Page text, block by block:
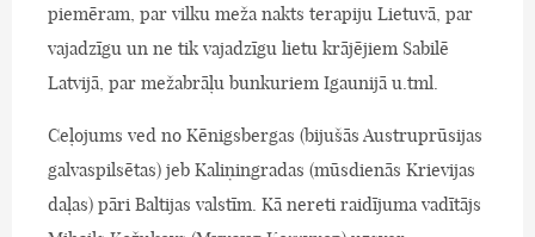
piemēram, par vilku meža nakts terapiju Lietuvā, par
vajadzīgu un ne tik vajadzīgu lietu krājējiem Sabilē
Latvijā, par mežabrāļu bunkuriem Igaunijā u.tml.
Ceļojums ved no Kēnigsbergas (bijušās Austruprūsijas
galvaspilsētas) jeb Kaliņingradas (mūsdienās Krievijas
daļas) pāri Baltijas valstīm. Kā nereti raidījuma vadītājs